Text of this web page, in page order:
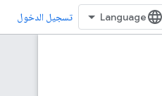
تسجيل الدخول